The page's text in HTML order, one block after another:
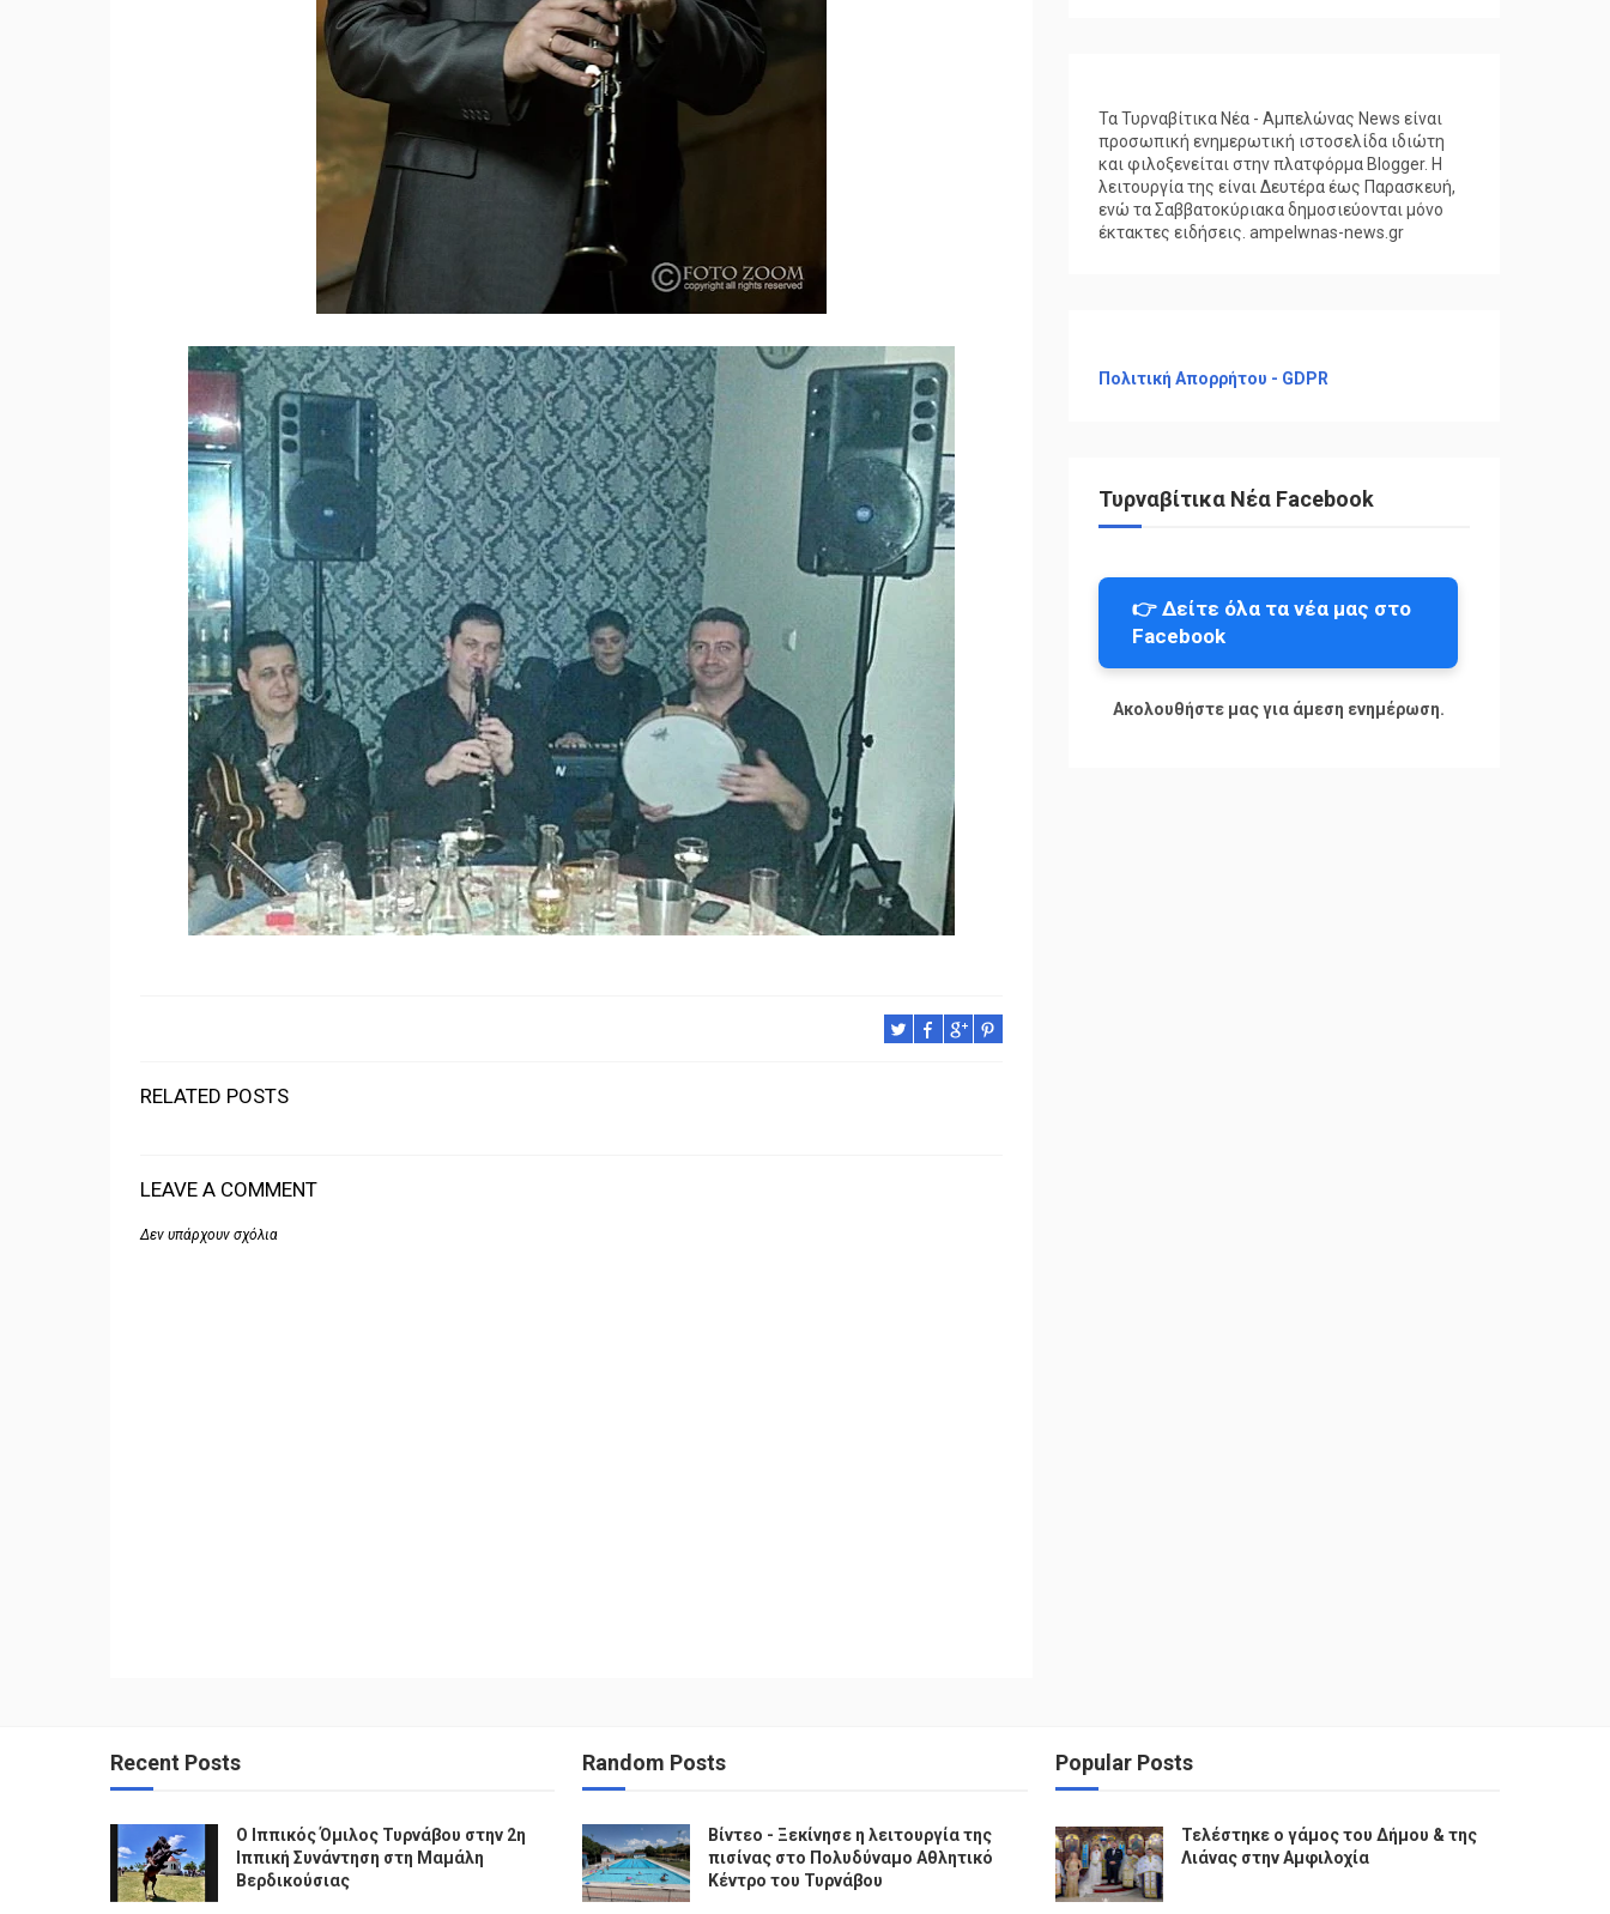
RELATED POSTS
LEAVE A COMMENT
Δεν υπάρχουν σχόλια
Τα Τυρναβίτικα Νέα - Αμπελώνας News είναι
προσωπική ενημερωτική ιστοσελίδα ιδιώτη
και φιλοξενείται στην πλατφόρμα Blogger. Η
λειτουργία της είναι Δευτέρα έως Παρασκευή,
ενώ τα Σαββατοκύριακα δημοσιεύονται μόνο
έκτακτες ειδήσεις. ampelwnas-news.gr
Πολιτική Απορρήτου - GDPR
Τυρναβίτικα Νέα Facebook
👉 Δείτε όλα τα νέα μας στο
Facebook
Ακολουθήστε μας για άμεση ενημέρωση.
Recent Posts
Ο Ιππικός Όμιλος Τυρνάβου στην 2η
Ιππική Συνάντηση στη Μαμάλη
Βερδικούσιας
Random Posts
Βίντεο - Ξεκίνησε η λειτουργία της
πισίνας στο Πολυδύναμο Αθλητικό
Κέντρο του Τυρνάβου
Popular Posts
Τελέστηκε ο γάμος του Δήμου & της
Λιάνας στην Αμφιλοχία